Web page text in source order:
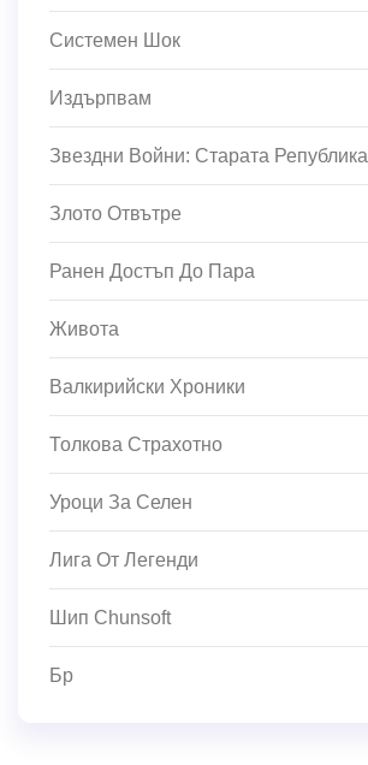
Системен Шок
Издърпвам
Звездни Войни: Старата Република
Злото Отвътре
Ранен Достъп До Пара
Живота
Валкирийски Хроники
Толкова Страхотно
Уроци За Селен
Лига От Легенди
Шип Chunsoft
Бр